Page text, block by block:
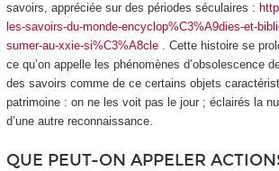
savoirs, appréciée sur des périodes séculaires :
les-savoirs-du-monde-encyclop%C3%A9dies-et-
sumer-au-xxie-si%C3%A8cle. Cette histoire se
ce qu’on appelle les phénomènes d’obsolescence
des savoirs comme de ce certains objets
patrimoine : on ne les voit pas le jour ; éclairés la
d’une autre reconnaissance.
QUE PEUT-ON APPELER